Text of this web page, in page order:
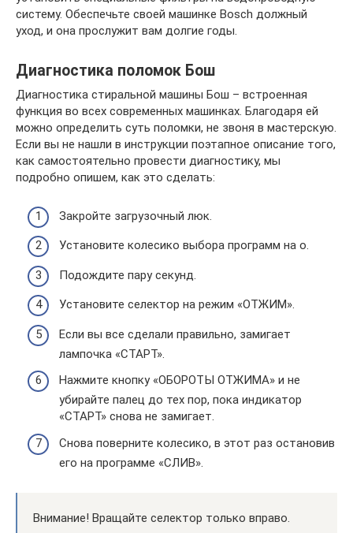
систему. Обеспечьте своей машинке Bosch должный
уход, и она прослужит вам долгие годы.
Диагностика поломок Бош
Диагностика стиральной машины Бош – встроенная
функция во всех современных машинках. Благодаря ей
можно определить суть поломки, не звоня в мастерскую.
Если вы не нашли в инструкции поэтапное описание того,
как самостоятельно провести диагностику, мы
подробно опишем, как это сделать:
Закройте загрузочный люк.
Установите колесико выбора программ на о.
Подождите пару секунд.
Установите селектор на режим «ОТЖИМ».
Если вы все сделали правильно, замигает
лампочка «СТАРТ».
Нажмите кнопку «ОБОРОТЫ ОТЖИМА» и не
убирайте палец до тех пор, пока индикатор
«СТАРТ» снова не замигает.
Снова поверните колесико, в этот раз остановив
его на программе «СЛИВ».
Внимание! Вращайте селектор только вправо.